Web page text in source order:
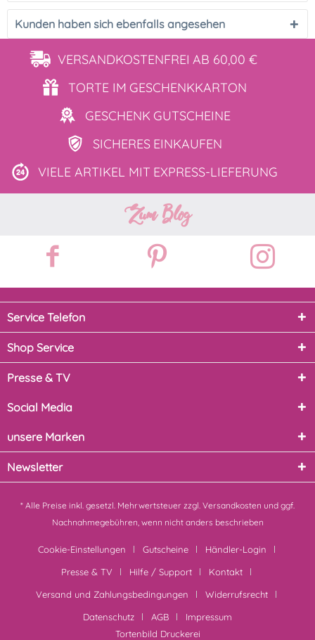
Kunden haben sich ebenfalls angesehen
VERSANDKOSTENFREI AB 60,00 €
TORTE IM GESCHENKKARTON
GESCHENK GUTSCHEINE
SICHERES EINKAUFEN
VIELE ARTIKEL MIT EXPRESS-LIEFERUNG
Zum Blog
Service Telefon
Shop Service
Presse & TV
Social Media
unsere Marken
Newsletter
* Alle Preise inkl. gesetzl. Mehrwertsteuer zzgl. Versandkosten und ggf.
Nachnahmegebühren, wenn nicht anders beschrieben
Cookie-Einstellungen Gutscheine
Händler-Login
Presse & TV
Hilfe / Support
Kontakt
Versand und Zahlungsbedingungen
Widerrufsrecht
Datenschutz
AGB
Impressum
Tortenbild Druckerei